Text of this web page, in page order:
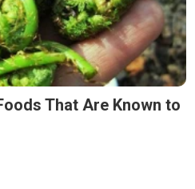
That Are Known to